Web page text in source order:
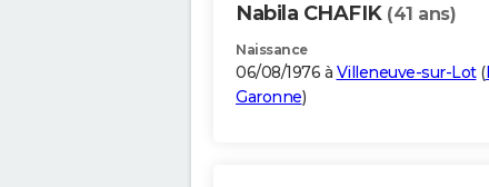
Nabila CHAFIK (41 ans)
Naissance
06/08/1976 à Villeneuve-sur-Lot(
Garonne)